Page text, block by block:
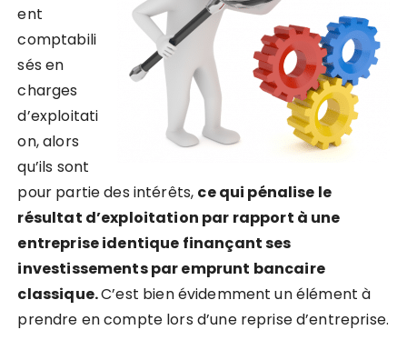
ent
comptabili
sés en
charges
d’exploitati
on, alors
qu’ils sont
pour partie des intérêts, ce qui pénalise le
résultat d’exploitation par rapport à une
entreprise identique finançant ses
investissements par emprunt bancaire
classique.C’est bien évidemment un élément à
prendre en compte lors d’une reprise d’entreprise.